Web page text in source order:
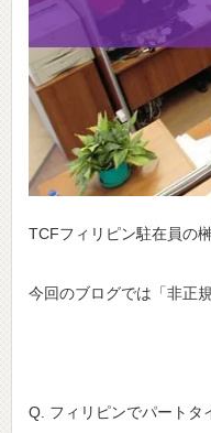
TCFフィリピン駐在員の榊
今回のブログでは「非正
Q. フィリピンでパートタ